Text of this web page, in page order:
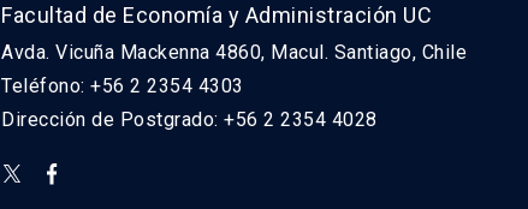
Facultad de Economía y Administración UC
Avda. Vicuña Mackenna 4860, Macul. Santiago, Chile
Teléfono: +56 2 2354 4303
Dirección de Postgrado: +56 2 2354 4028